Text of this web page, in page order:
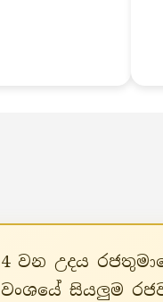
4 වන උදය
වංශයේ සියලුම